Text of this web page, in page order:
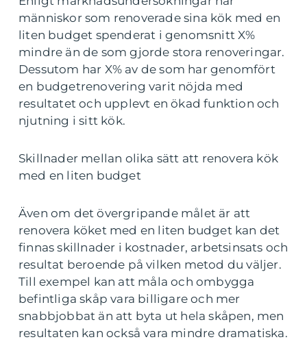
människor som renoverade sina kök med en
liten budget spenderat i genomsnitt X%
mindre än de som gjorde stora renoveringar.
Dessutom har X% av de som har genomfört
en budgetrenovering varit nöjda med
resultatet och upplevt en ökad funktion och
njutning i sitt kök.
Skillnader mellan olika sätt att renovera kök
med en liten budget
Även om det övergripande målet är att
renovera köket med en liten budget kan det
finnas skillnader i kostnader, arbetsinsats och
resultat beroende på vilken metod du väljer.
Till exempel kan att måla och ombygga
befintliga skåp vara billigare och mer
snabbjobbat än att byta ut hela skåpen, men
resultaten kan också vara mindre dramatiska.